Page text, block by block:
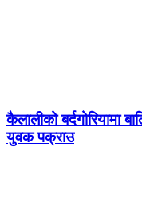
कैलालीको बर्दगोरियामा
युवक पक्राउ